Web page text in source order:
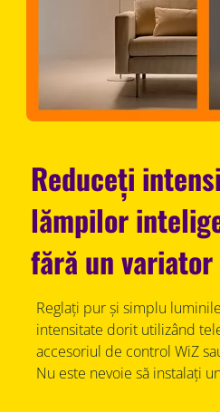
Reduceți
lămpilor
fără un variator
Reglați pur și simplu
intensitate dorit utilizând
accesoriul de control WiZ
Nu este nevoie să instalați